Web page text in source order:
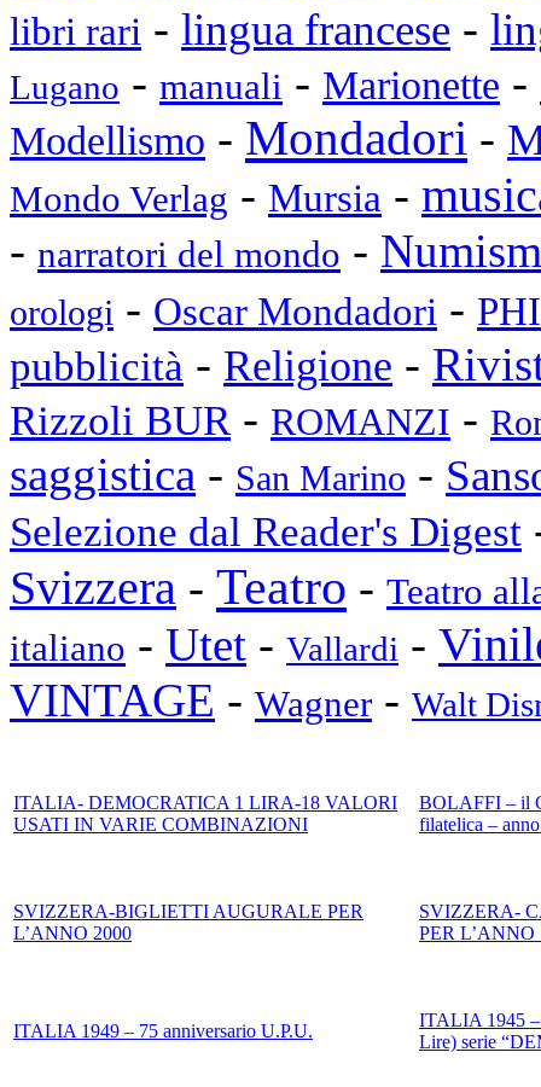
libri rari - lingua francese -
Lugano - manuali - Marionette -
Modellismo - Mondadori -
Mondo Verlag - Mursia -
- narratori del mondo -
orologi - Oscar Mondadori -
pubblicità - Religione -
Rizzoli BUR - ROMANZI -
saggistica - San Marino -
Selezione dal Reader's Digest
Svizzera - Teatro - Teatro
italiano - Utet - Vallardi -
VINTAGE - Wagner - Walt
ITALIA- DEMOCRATICA 1 LIRA-18 VALORI
USATI IN VARIE COMBINAZIONI
BOLAFFI – il
filatelica –
SVIZZERA-BIGLIETTI AUGURALE PER
L’ANNO 2000
SVIZZERA-
PER L’ANNO
ITALIA 1949 – 75 anniversario U.P.U.
ITALIA 1945
Lire) serie